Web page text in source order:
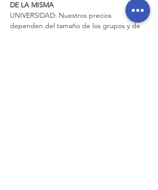
DE LA MISMA
UNIVERSIDAD: Nuestros precios
dependen del tamaño de los grupos y de